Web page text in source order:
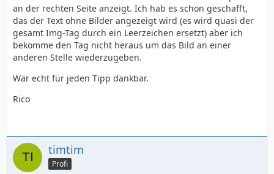
an der rechten Seite anzeigt. Ich hab es schon geschafft,
das der Text ohne Bilder angezeigt wird (es wird quasi der
gesamt Img-Tag durch ein Leerzeichen ersetzt) aber ich
bekomme den Tag nicht heraus um das Bild an einer
anderen Stelle wiederzugeben.
Wär echt für jeden Tipp dankbar.
Rico
timtim
Profi